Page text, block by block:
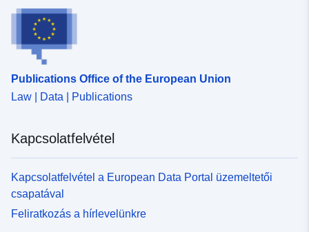
Publications Office of the European Union
Law | Data | Publications
Kapcsolatfelvétel
Kapcsolatfelvétel a European Data Portal üzemeltetői
csapatával
Feliratkozás a hírlevelünkre